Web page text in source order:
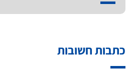
כתבות חשובות